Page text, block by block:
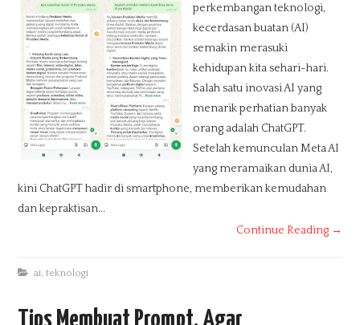
perkembangan teknologi,
kecerdasan buatan (AI)
semakin merasuki
kehidupan kita sehari-hari.
Salah satu inovasi AI yang
menarik perhatian banyak
orang adalah ChatGPT.
Setelah kemunculan Meta AI
yang meramaikan dunia AI,
kini ChatGPT hadir di smartphone, memberikan kemudahan
dan kepraktisan...
Continue Reading →
ai,teknologi